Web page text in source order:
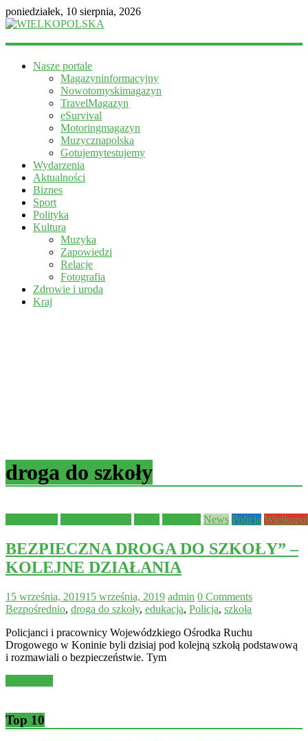
poniedziałek, 10 sierpnia, 2026
WIELKOPOLSKA
informacyjny
Nasze portale
Magazyninformacyjny
Nowotomyskimagazyn
TravelMagazyn
eSurvival
Motoringmagazyn
Muzycznapolska
Gotujemytestujemy
Wydarzenia
Aktualności
Biznes
Sport
Polityka
Kultura
Muzyka
Zapowiedzi
Relacje
Fotografia
Zdrowie i uroda
Kraj
droga do szkoły
News Policja
BEZPIECZNA DROGA DO SZKOŁY” –
KOLEJNE DZIAŁANIA
15 września, 201915 września, 2019 admin 0 Comments
Bezpośrednio, droga do szkoły, edukacja, Policja, szkoła
Policjanci i pracownicy Wojewódzkiego Ośrodka Ruchu
Drogowego w Koninie byli dzisiaj pod kolejną szkołą podstawową
i rozmawiali o bezpieczeństwie. Tym
Top 10